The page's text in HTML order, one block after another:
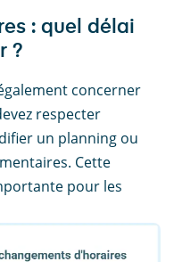
: quel délai
?
concerner
respecter
un planning ou
Cette
pour les